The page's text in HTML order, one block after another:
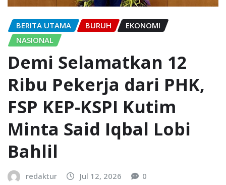
BERITA UTAMA BURUH
EKONOMI
NASIONAL
Demi Selamatkan 12
Ribu Pekerja dari PHK,
FSP KEP-KSPI Kutim
Minta Said Iqbal Lobi
Bahlil
redaktur Jul 12, 2026 0